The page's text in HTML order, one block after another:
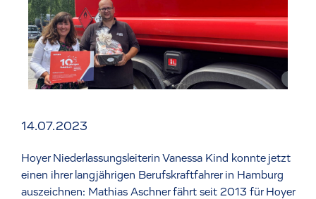
14.07.2023
Hoyer Niederlassungsleiterin Vanessa Kind konnte jetzt
einen ihrer langjährigen Berufskraftfahrer in Hamburg
auszeichnen: Mathias Aschner fährt seit 2013 für Hoyer